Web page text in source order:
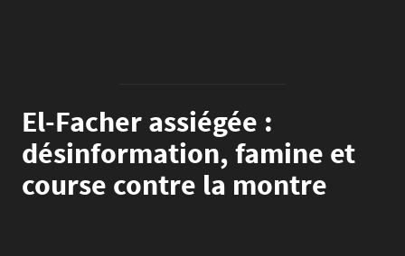
El-Facher assiégée :
désinformation, famine et
course contre la montre